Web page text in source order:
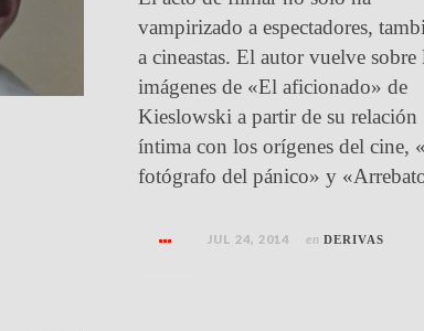
vampirizado a espectadores,
a cineastas. El autor vuelve sobre
imágenes de «El aficionado» de
Kieslowski a partir de su relación
íntima con los orígenes del cine,
fotógrafo del pánico» y
JUL 24, 2014 en DERIVAS